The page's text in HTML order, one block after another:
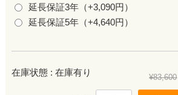
延長保証3年（+3,090円）
延長保証5年（+4,640円）
在庫状態 : 在庫有り ¥83,600